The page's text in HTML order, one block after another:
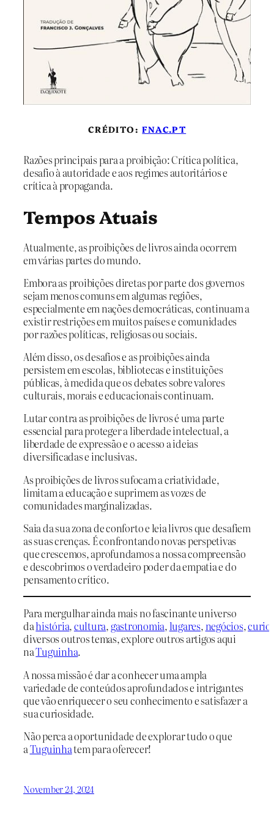
CRÉDITO:FNAC.PT
Razões principais para a proibição: Crítica política,
desafio à autoridade e aos regimes autoritários e
crítica à propaganda.
Tempos Atuais
Atualmente, as proibições de livros ainda ocorrem
em várias partes do mundo.
Embora as proibições diretas por parte dos governos
sejam menos comuns em algumas regiões,
especialmente em nações democráticas, continuam a
existir restrições em muitos países e comunidades
por razões políticas, religiosas ou sociais.
Além disso, os desafios e as proibições ainda
persistem em escolas, bibliotecas e instituições
públicas, à medida que os debates sobre valores
culturais, morais e educacionais continuam.
Lutar contra as proibições de livros é uma parte
essencial para proteger a liberdade intelectual, a
liberdade de expressão e o acesso a ideias
diversificadas e inclusivas.
As proibições de livros sufocam a criatividade,
limitam a educação e suprimem as vozes de
comunidades marginalizadas.
Saia da sua zona de conforto e leia livros que desafiem
as suas crenças. É confrontando novas perspetivas
que crescemos, aprofundamos a nossa compreensão
e descobrimos o verdadeiro poder da empatia e do
pensamento crítico.
Para mergulhar ainda mais no fascinante universo
dahistória,cultura, gastronomia,lugares,negócios,
diversos outros temas, explore outros artigos aqui
naTuguinha.
A nossa missão é dar a conhecer uma ampla
variedade de conteúdos aprofundados e intrigantes
que vão enriquecer o seu conhecimento e satisfazer a
sua curiosidade.
Não perca a oportunidade de explorar tudo o que
aTuguinhatem para oferecer!
November 24, 2024